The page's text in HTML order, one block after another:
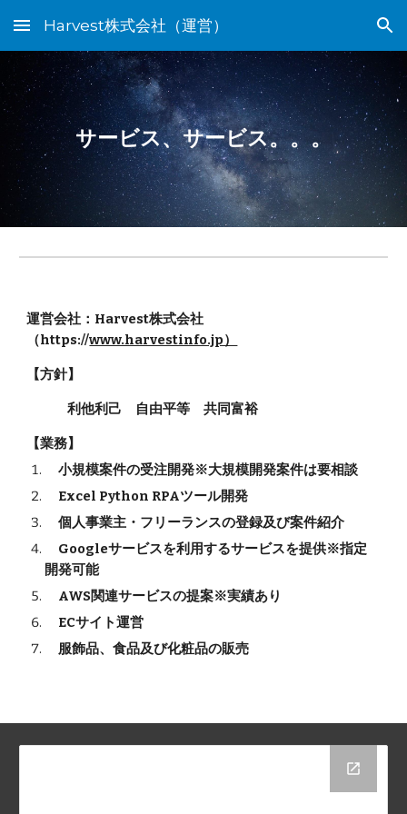
Skip to main content Skip to navigation
Harvest株式会社（運営）
サービス、サービス。。。
運営会社：Harvest株式会社
（https://www.harvestinfo.jp）
【方針】
利他利己 自由平等 共同富裕
【業務】
小規模案件の受注開発※大規模開発案件は要相談
Excel Python RPAツール開発
個人事業主・フリーランスの登録及び案件紹介
Googleサービスを利用するサービスを提供※指定
開発可能
AWS関連サービスの提案※実績あり
ECサイト運営
服飾品、食品及び化粧品の販売